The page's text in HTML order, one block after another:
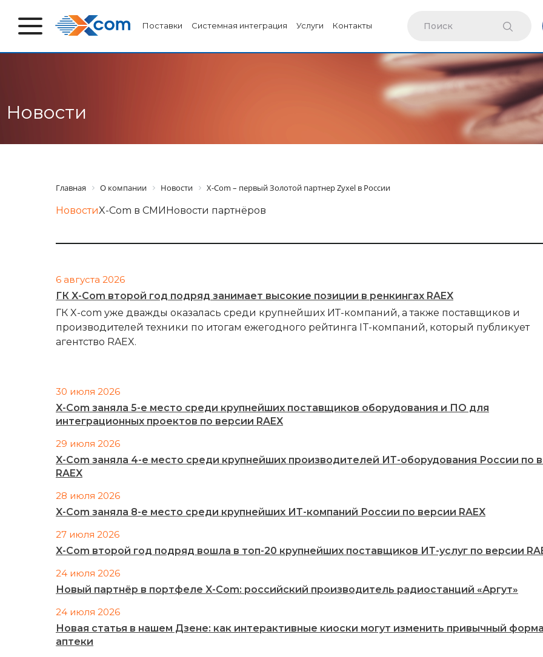
Поставки Системная интеграция Услуги Контакты
Новости
Главная О компании Новости X-Com – первый Золотой партнер Zyxel в России
НовостиX-Com в СМИ Новости партнёров
6 августа 2026
ГК X-Com второй год подряд занимает высокие позиции в ренкингах RAEX
ГК X-com уже дважды оказалась среди крупнейших ИТ-компаний, а также поставщиков и
производителей техники по итогам ежегодного рейтинга IT-компаний, который публикует
агентство RAEX.
30 июля 2026
X-Com заняла 5-е место среди крупнейших поставщиков оборудования и ПО для
интеграционных проектов по версии RAEX
29 июля 2026
X-Com заняла 4-е место среди крупнейших производителей ИТ-оборудования России по
RAEX
28 июля 2026
X-Com заняла 8-е место среди крупнейших ИТ-компаний России по версии RAEX
27 июля 2026
X-Com второй год подряд вошла в топ-20 крупнейших поставщиков ИТ-услуг по версии
24 июля 2026
Новый партнёр в портфеле X-Com: российский производитель радиостанций «Аргут»
24 июля 2026
Новая статья в нашем Дзене: как интерактивные киоски могут изменить привычный
аптеки